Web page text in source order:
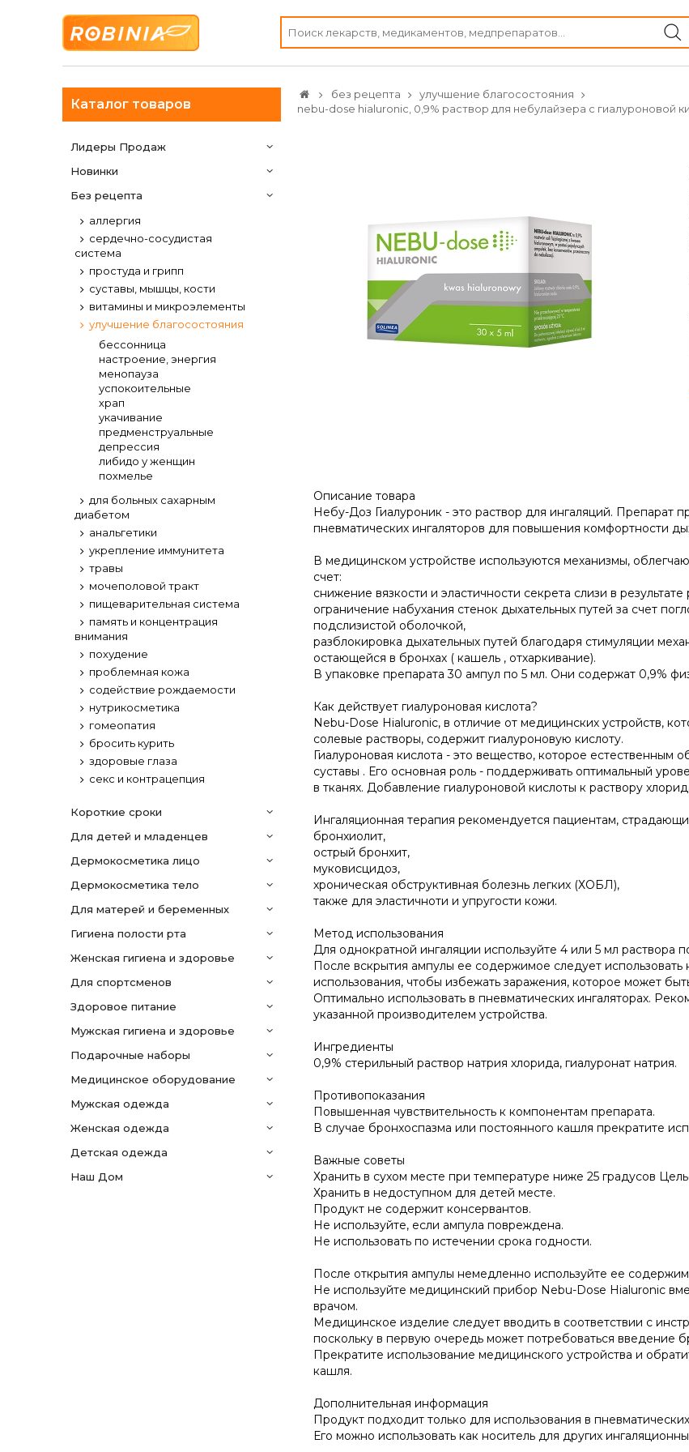
Каталог товаров
Лидеры Продаж
Новинки
Без рецепта
аллергия
сердечно-сосудистая
система
простуда и грипп
суставы, мышцы, кости
витамины и микроэлементы
улучшение благосостояния
бессонница
настроение, энергия
менопауза
успокоительные
храп
укачивание
предменструальные
депрессия
либидо у женщин
похмелье
для больных сахарным
диабетом
анальгетики
укрепление иммунитета
травы
мочеполовой тракт
пищеварительная система
память и концентрация
внимания
похудение
проблемная кожа
содействие рождаемости
нутрикосметика
гомеопатия
бросить курить
здоровые глаза
секс и контрацепция
Короткие сроки
Для детей и младенцев
дермокосметика лицо
дермокосметика тело
Для матерей и беременных
гигиена полости рта
женская гигиена и здоровье
для спортсменов
здоровое питание
мужская гигиена и здоровье
подарочные наборы
медицинское оборудование
мужская одежда
женская одежда
детская одежда
Наш Дом
без рецепта
улучшение благосостояния
nebu-dose hialuronic, 0,9% раствор для небулайзера с гиалуроновой
Описание товара
Небу-Доз Гиалуроник - это раствор для ингаляций. Препарат
пневматических ингаляторов для повышения комфортности
В медицинском устройстве используются механизмы,
счет:
снижение вязкости и эластичности секрета слизи в
ограничение набухания стенок дыхательных путей за счет
подслизистой оболочкой,
разблокировка дыхательных путей благодаря стимуляции
остающейся в бронхах ( кашель , отхаркивание).
В упаковке препарата 30 ампул по 5 мл. Они содержат 0,9%
Как действует гиалуроновая кислота?
Nebu-Dose Hialuronic, в отличие от медицинских устройств,
солевые растворы, содержит гиалуроновую кислоту.
Гиалуроновая кислота - это вещество, которое естественным
суставы . Его основная роль - поддерживать оптимальный
в тканях. Добавление гиалуроновой кислоты к раствору
Ингаляционная терапия рекомендуется пациентам,
бронхиолит,
острый бронхит,
муковисцидоз,
хроническая обструктивная болезнь легких (ХОБЛ),
также для эластичноти и упругости кожи.
Метод использования
Для однократной ингаляции используйте 4 или 5 мл раствора
После вскрытия ампулы ее содержимое следует
использования, чтобы избежать заражения, которое может
Оптимально использовать в пневматических ингаляторах.
указанной производителем устройства.
Ингредиенты
0,9% стерильный раствор натрия хлорида, гиалуронат натрия.
Противопоказания
Повышенная чувствительность к компонентам препарата.
В случае бронхоспазма или постоянного кашля прекратите
Важные советы
Хранить в сухом месте при температуре ниже 25 градусов
Хранить в недоступном для детей месте.
Продукт не содержит консервантов.
Не используйте, если ампула повреждена.
Не использовать по истечении срока годности.
После открытия ампулы немедленно используйте ее
Не используйте медицинский прибор Nebu-Dose Hialuronic
врачом.
Медицинское изделие следует вводить в соответствии с
поскольку в первую очередь может потребоваться введение
Прекратите использование медицинского устройства и
кашля.
Дополнительная информация
Продукт подходит только для использования в
Его можно использовать как носитель для других